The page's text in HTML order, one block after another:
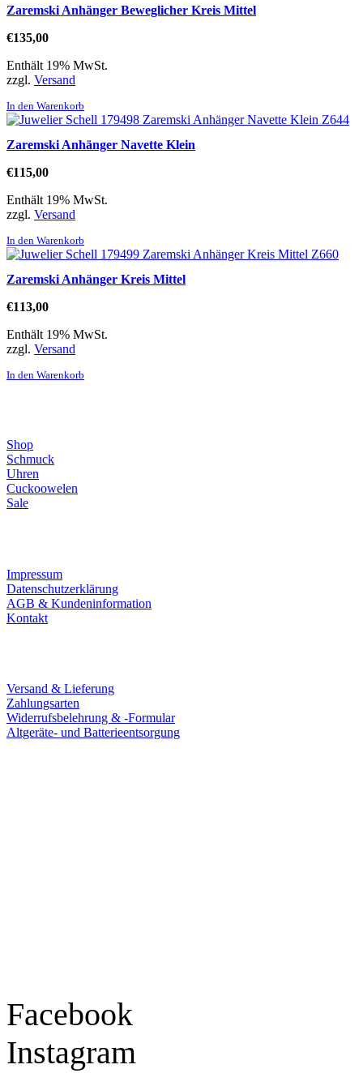
Zaremski Anhänger Beweglicher Kreis Mittel
€135,00
Enthält 19% MwSt.
zzgl. Versand
In den Warenkorb
Zaremski Anhänger Navette Klein
€115,00
Enthält 19% MwSt.
zzgl. Versand
In den Warenkorb
Zaremski Anhänger Kreis Mittel
€113,00
Enthält 19% MwSt.
zzgl. Versand
In den Warenkorb
Shop
Schmuck
Uhren
Cuckoowelen
Sale
Impressum
Datenschutzerklärung
AGB & Kundeninformation
Kontakt
Versand & Lieferung
Zahlungsarten
Widerrufsbelehrung & -Formular
Altgeräte- und Batterieentsorgung
Facebook
Instagram